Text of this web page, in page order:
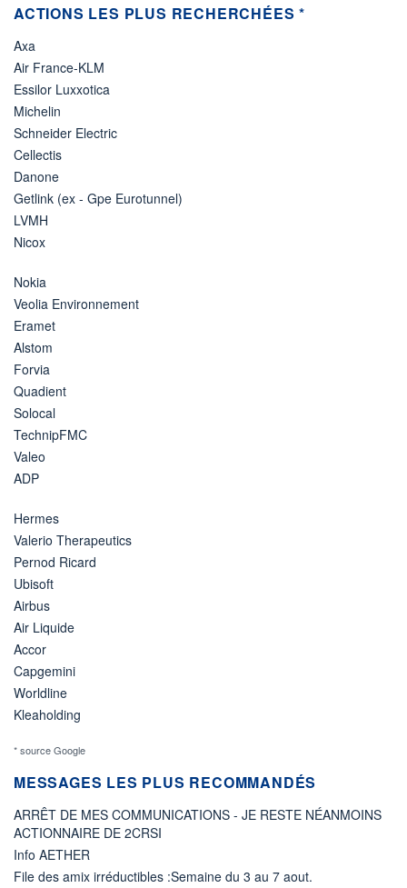
ACTIONS LES PLUS RECHERCHÉES *
Axa
Air France-KLM
Essilor Luxxotica
Michelin
Schneider Electric
Cellectis
Danone
Getlink (ex - Gpe Eurotunnel)
LVMH
Nicox
Nokia
Veolia Environnement
Eramet
Alstom
Forvia
Quadient
Solocal
TechnipFMC
Valeo
ADP
Hermes
Valerio Therapeutics
Pernod Ricard
Ubisoft
Airbus
Air Liquide
Accor
Capgemini
Worldline
Kleaholding
* source Google
MESSAGES LES PLUS RECOMMANDÉS
ARRÊT DE MES COMMUNICATIONS - JE RESTE NÉANMOINS
ACTIONNAIRE DE 2CRSI
Info AETHER
File des amix irréductibles :Semaine du 3 au 7 aout.